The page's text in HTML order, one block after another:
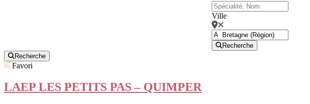
Ville
Recherche
Recherche
Favori
LAEP LES PETITS PAS – QUIMPER